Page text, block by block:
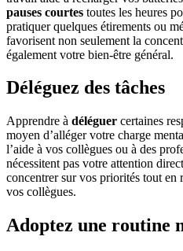
pauses courtes toutes les heures
pratiquer quelques étirements ou
favorisent non seulement la
également votre bien-être général.
Déléguez des tâches
Apprendre à déléguer certaines
moyen d’alléger votre charge
l’aide à vos collègues ou à des
nécessitent pas votre attention
concentrer sur vos priorités tout
vos collègues.
Adoptez une routine